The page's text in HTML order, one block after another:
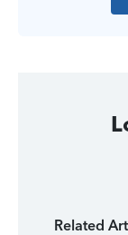
Related